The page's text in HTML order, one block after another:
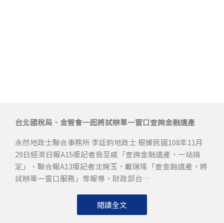
台北國稅局、金管會一起將試辦單一窗口查詢金融遺產
永然地政士聯合事務所 李廷鈞地政士 根據民國108年11月
29日經濟日報A15版記者翁至威「查詢金融遺產，一站搞
定」、聯合報A13版記者沈婉玉、戴瑞瑤「查金融遺產，將
試辦單一窗口服務」等報導，財政部台…
閱讀全文